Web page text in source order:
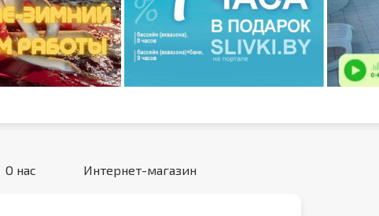
О нас Интернет-магазин